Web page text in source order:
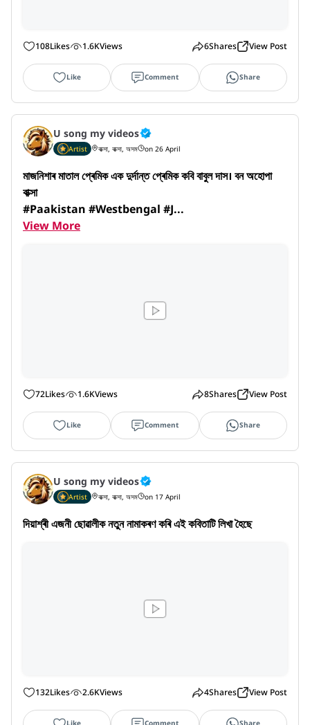
108Likes 1.6KViews 6Shares View Post
Like Comment Share
U song my videos
Artist বাক্সা, বাক্সা, অসম on 26 April
মাজনিশাৰ মাতাল প্ৰেমিক এক দুৰ্দান্ত প্ৰেমিক কবি বাবুল দাস। বন অহোপা
বাক্সা
#Paakistan #Westbengal #J...
View More
72Likes 1.6KViews 8Shares View Post
Like Comment Share
U song my videos
Artist বাক্সা, বাক্সা, অসম on 17 April
দিয়াশ্ৰী এজনী ছোৱালীক নতুন নামাকৰণ কৰি এই কবিতাটি লিখা হৈছে
132Likes 2.6KViews 4Shares View Post